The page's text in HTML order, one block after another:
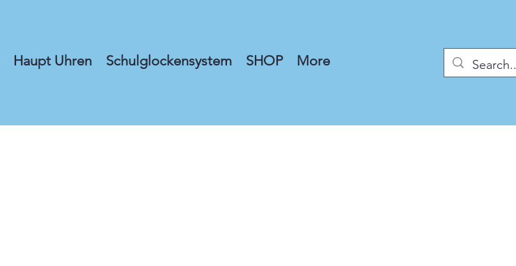
Haupt Uhren Schulglockensystem SHOP More